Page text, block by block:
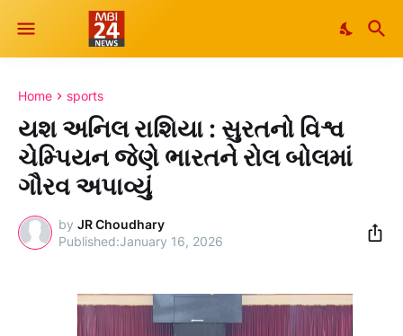
Home sports
યશ અનિલ રાશિયા : સુરતનો વિશ્વ
ચેમ્પિયન જેણે ભારતને રોલ બોલમાં
ગૌરવ અપાવ્યું
by JR Choudhary
January 16, 2026